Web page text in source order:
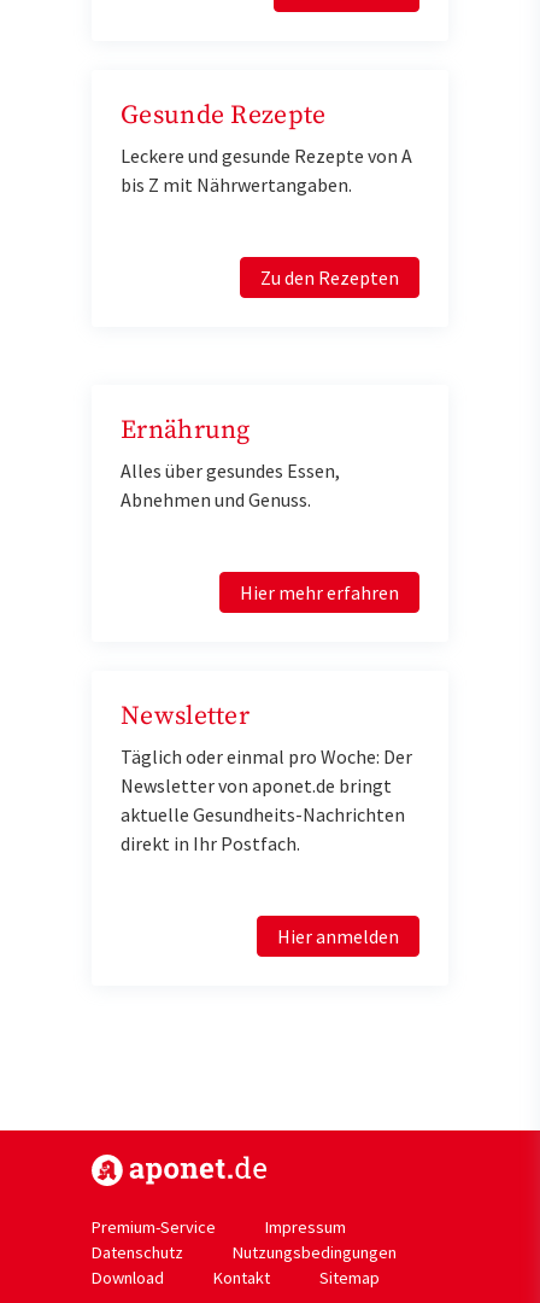
Gesunde Rezepte
Leckere und gesunde Rezepte von A
bis Z mit Nährwertangaben.
Zu den Rezepten
Ernährung
Alles über gesundes Essen,
Abnehmen und Genuss.
Hier mehr erfahren
Newsletter
Täglich oder einmal pro Woche: Der
Newsletter von aponet.de bringt
aktuelle Gesundheits-Nachrichten
direkt in Ihr Postfach.
Hier anmelden
Premium-Service
Impressum
Datenschutz
Nutzungsbedingungen
Download
Kontakt Sitemap